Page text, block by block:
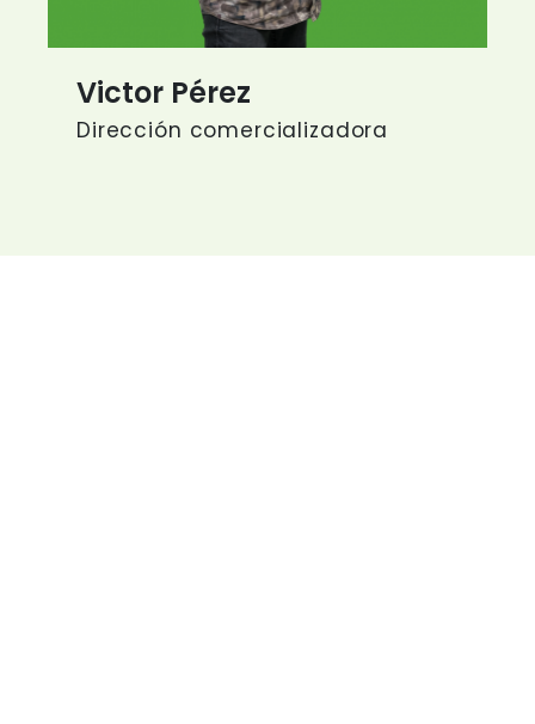
Victor Pérez
Dirección comercializadora